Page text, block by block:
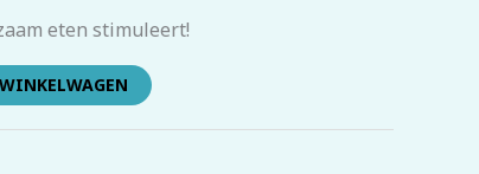
eten stimuleert!